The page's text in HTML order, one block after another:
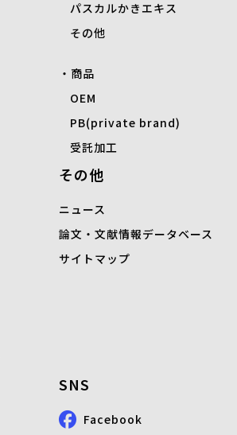
パスカルかきエキス
その他
商品
OEM
PB(private brand)
受託加工
その他
ニュース
論文・文献情報データベース
サイトマップ
SNS
Facebook